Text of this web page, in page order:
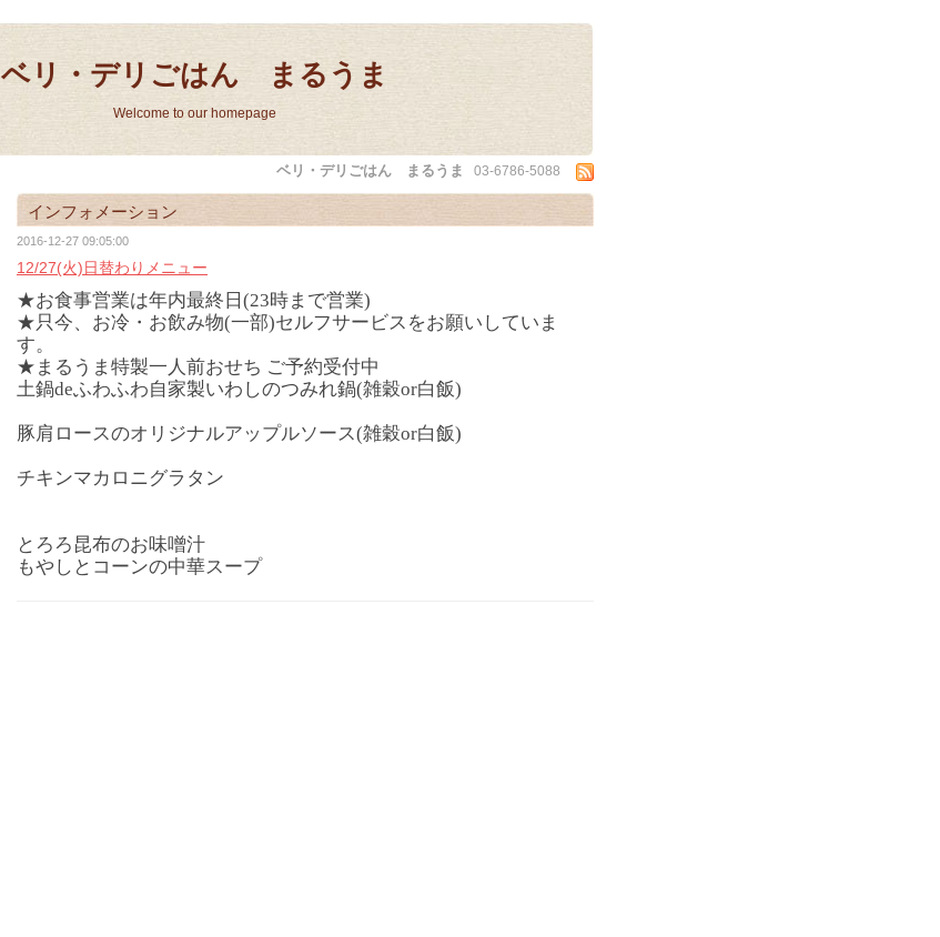
ベリ・デリごはん まるうま
Welcome to our homepage
ベリ・デリごはん まるうま 03-6786-5088
インフォメーション
2016-12-27 09:05:00
12/27(火)日替わりメニュー
★お食事営業は年内最終日(23時まで営業)
★只今、お冷・お飲み物(一部)セルフサービスをお願いしていま
す。
★まるうま特製一人前おせち ご予約受付中
土鍋deふわふわ自家製いわしのつみれ鍋(雑穀or白飯)
豚肩ロースのオリジナルアップルソース(雑穀or白飯)
チキンマカロニグラタン
とろろ昆布のお味噌汁
もやしとコーンの中華スープ